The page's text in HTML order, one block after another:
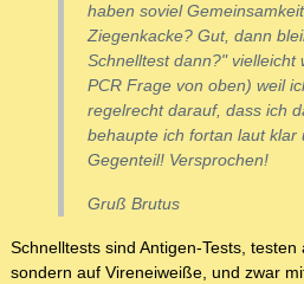
haben soviel
Ziegenkacke? Gut, dann
Schnelltest dann?" vielleicht
PCR Frage von oben) weil
regelrecht darauf, dass ich
behaupte ich fortan laut klar
Gegenteil! Versprochen!
Gruß Brutus
Schnelltests sind Antigen-Tests,
sondern auf Vireneiweiße, und zwar